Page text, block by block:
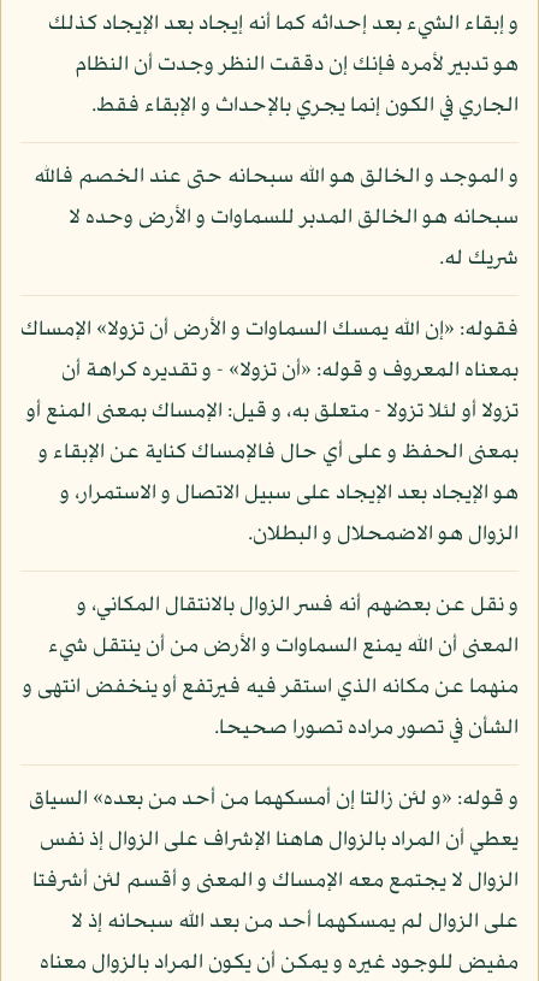
و إبقاء الشيء بعد إحداثه كما أنه إيجاد بعد الإيجاد كذلك
هو تدبير لأمره فإنك إن دققت النظر وجدت أن النظام
الجاري في الكون إنما يجري بالإحداث و الإبقاء فقط.
و الموجد و الخالق هو الله سبحانه حتى عند الخصم فالله
سبحانه هو الخالق المدبر للسماوات و الأرض وحده لا
شريك له.
فقوله: «إن الله يمسك السماوات و الأرض أن تزولا» الإمساك
بمعناه المعروف و قوله: «أن تزولا» - و تقديره كراهة أن
تزولا أو لئلا تزولا - متعلق به، و قيل: الإمساك بمعنى المنع أو
بمعنى الحفظ و على أي حال فالإمساك كناية عن الإبقاء و
هو الإيجاد بعد الإيجاد على سبيل الاتصال و الاستمرار، و
الزوال هو الاضمحلال و البطلان.
و نقل عن بعضهم أنه فسر الزوال بالانتقال المكاني، و
المعنى أن الله يمنع السماوات و الأرض من أن ينتقل شيء
منهما عن مكانه الذي استقر فيه فيرتفع أو ينخفض انتهى و
الشأن في تصور مراده تصورا صحيحا.
و قوله: «و لئن زالتا إن أمسكهما من أحد من بعده» السياق
يعطي أن المراد بالزوال هاهنا الإشراف على الزوال إذ نفس
الزوال لا يجتمع معه الإمساك و المعنى و أقسم لئن أشرفتا
على الزوال لم يمسكهما أحد من بعد الله سبحانه إذ لا
مفيض للوجود غيره و يمكن أن يكون المراد بالزوال معناه